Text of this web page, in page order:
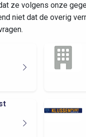
ze volgens onze
niet dat de overig